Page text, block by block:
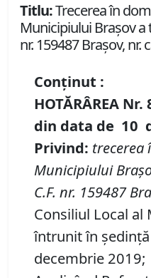
Titlu:Trecerea în
Municipiului Braşov a
nr. 159487 Brașov, nr.
Conținut :
HOTĂRÂREA Nr.
din data de 10
Privind: trecerea
Municipiului
C.F. nr. 159487
Consiliul Local al
întrunit în
decembrie 2019;